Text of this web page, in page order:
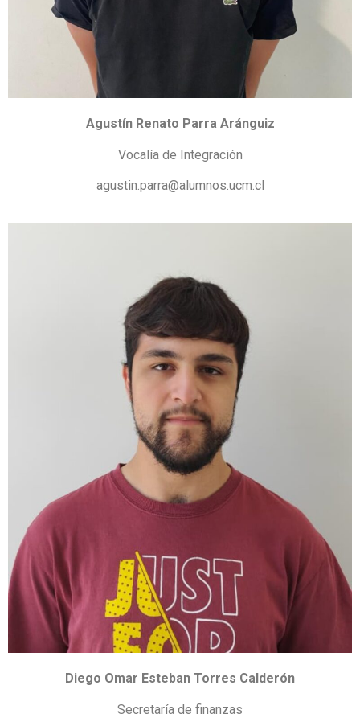
Agustín Renato Parra Aránguiz
Vocalía de Integración
agustin.parra@alumnos.ucm.cl
Diego Omar Esteban Torres Calderón
Secretaría de finanzas